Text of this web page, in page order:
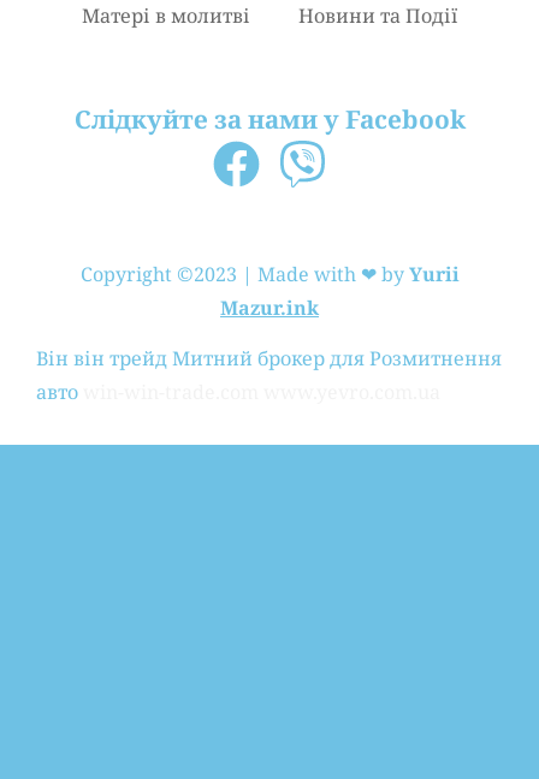
Матері в молитві Новини та Події
Слідкуйте за нами у Facebook
Copyright ©2023 | Made with ❤ byYurii
Mazur.ink
Він він трейдМитний брокер для Розмитнення
авто